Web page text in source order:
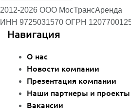
2012-2026 ООО МосТрансАренда
ИНН 9725031570 ОГРН
Навигация
О нас
Новости компании
Презентация компании
Наши партнеры и проекты
Вакансии